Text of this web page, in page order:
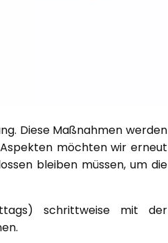
Diese Maßnahmen werden
möchten wir erneut
bleiben müssen, um die
schrittweise mit der